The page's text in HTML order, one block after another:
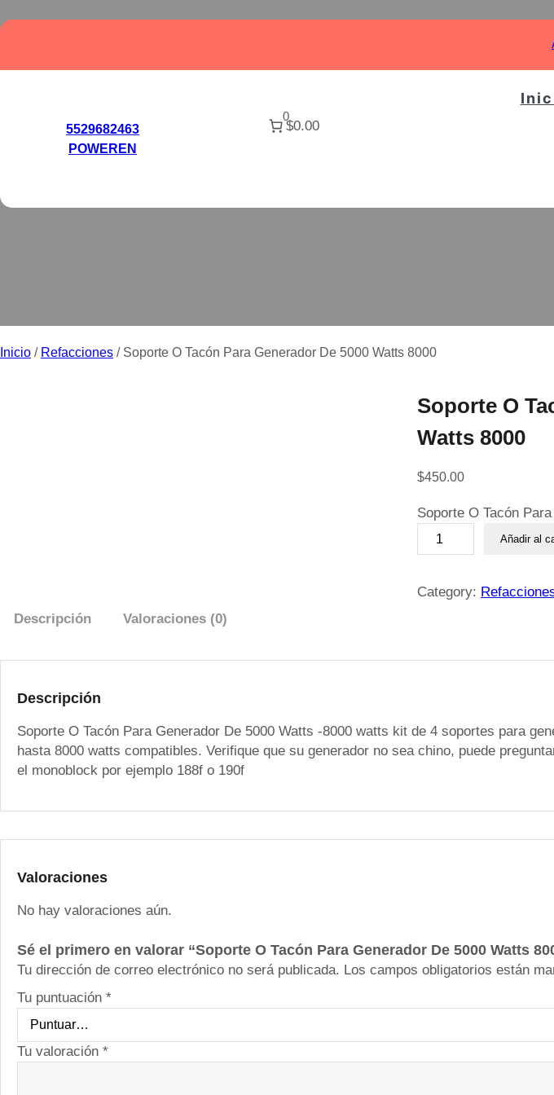
al
5529682463
POWEREN
0
$0.00
SOPORTE O TACÓN PARA
Inicio / Refacciones / Soporte O Tacón Para Generador De 5000 Watts 8000
Soporte O
Watts 8000
$450.00
Soporte O Tacón
o
o
c
ó
a
D
e
Añadir al
Category:
Descripción
Valoraciones (0)
Descripción
Soporte O Tacón Para Generador De 5000 Watts -8000 watts kit de 4 soportes para
hasta 8000 watts compatibles. Verifique que su generador no sea chino, puede
el monoblock por ejemplo 188f o 190f
Valoraciones
No hay valoraciones aún.
Sé el primero en valorar “Soporte O Tacón Para Generador De 5000 Watts
Tu dirección de correo electrónico no será publicada. Los campos obligatorios están
Tu puntuación *
Tu valoración *